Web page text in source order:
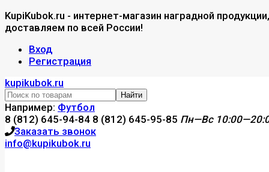
KupiKubok.ru - интернет-магазин наградной продукции,
доставляем по всей России!
Вход
Регистрация
kupikubok.ru
Найти
Например: Футбол
8 (812) 645-94-84 8 (812) 645-95-85 Пн—Вс
Заказать звонок
info@kupikubok.ru